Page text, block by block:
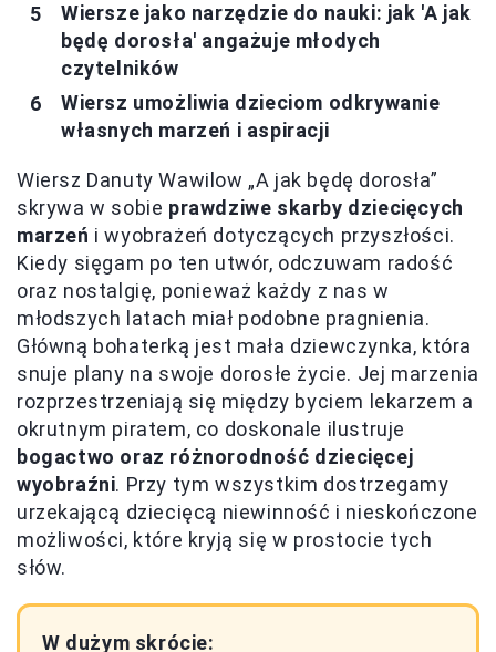
Wiersze jako narzędzie do nauki: jak 'A jak
będę dorosła' angażuje młodych
czytelników
Wiersz umożliwia dzieciom odkrywanie
własnych marzeń i aspiracji
Wiersz Danuty Wawilow „A jak będę dorosła”
skrywa w sobie prawdziwe skarby dziecięcych
marzeń i wyobrażeń dotyczących przyszłości.
Kiedy sięgam po ten utwór, odczuwam radość
oraz nostalgię, ponieważ każdy z nas w
młodszych latach miał podobne pragnienia.
Główną bohaterką jest mała dziewczynka, która
snuje plany na swoje dorosłe życie. Jej marzenia
rozprzestrzeniają się między byciem lekarzem a
okrutnym piratem, co doskonale ilustruje
bogactwo oraz różnorodność dziecięcej
wyobraźni. Przy tym wszystkim dostrzegamy
urzekającą dziecięcą niewinność i nieskończone
możliwości, które kryją się w prostocie tych
słów.
W dużym skrócie: